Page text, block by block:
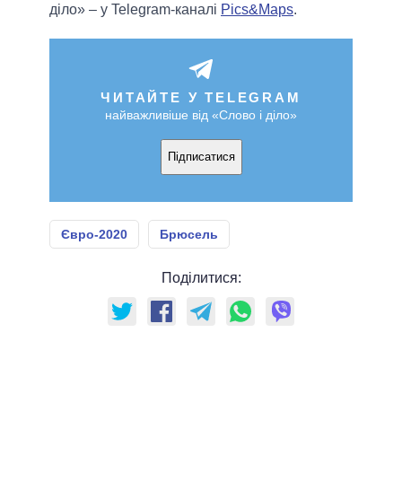
діло» – у Telegram-каналі Pics&Maps.
ЧИТАЙТЕ У TELEGRAM
найважливіше від «Слово і діло»
Підписатися
Євро-2020 Брюсель
Поділитися: